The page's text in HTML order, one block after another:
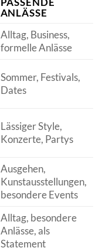
ANLÄSSE
Alltag, Business,
formelle Anlässe
Sommer, Festivals,
Dates
Lässiger Style,
Konzerte, Partys
Ausgehen,
Kunstausstellungen,
besondere Events
Alltag, besondere
Anlässe, als
Statement